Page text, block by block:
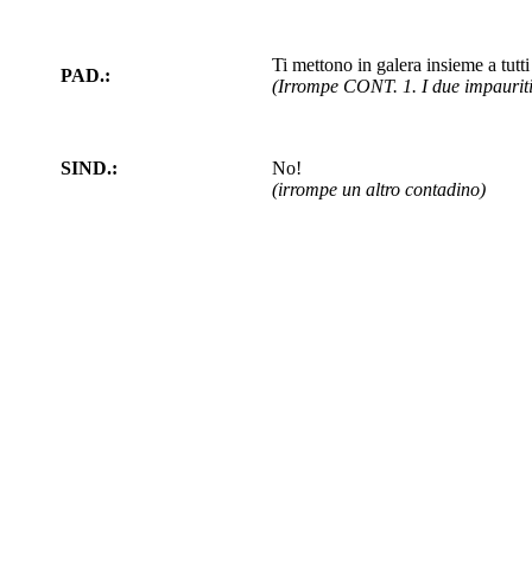
PAD.:
Ti mettono in galera insieme a
(Irrompe CONT. 1. I due
SIND.:
No!
(irrompe un altro contadino)